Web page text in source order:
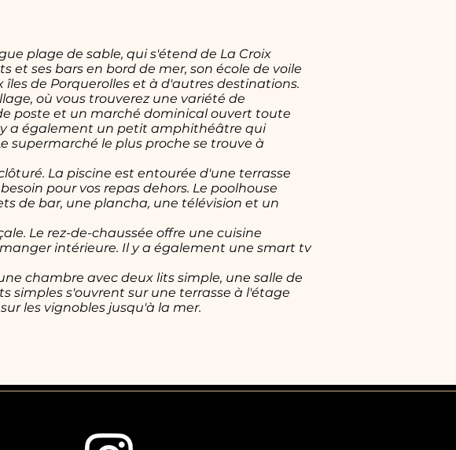
plage de sable, qui s'étend de La Croix
et ses bars en bord de mer, son école de voile
de Porquerolles et à d'autres destinations.
où vous trouverez une variété de
poste et un marché dominical ouvert toute
y a également un petit amphithéâtre qui
supermarché le plus proche se trouve à
La piscine est entourée d'une terrasse
pour vos repas dehors. Le poolhouse
de bar, une plancha, une télévision et un
Le rez-de-chaussée offre une cuisine
intérieure. Il y a également une smart tv
chambre avec deux lits simple, une salle de
simples s'ouvrent sur une terrasse à l'étage
les vignobles jusqu'à la mer.